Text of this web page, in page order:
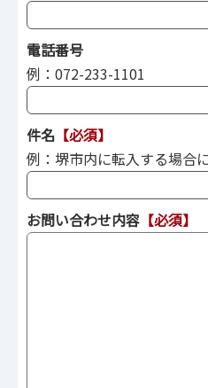
電話番号
例：072-233-1101
件名 【必須】
例：堺市内に転入する場合
お問い合わせ内容 【必須】